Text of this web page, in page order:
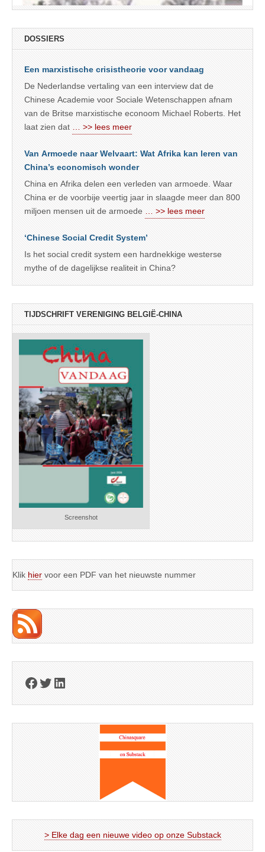
DOSSIERS
Een marxistische crisistheorie voor vandaag
De Nederlandse vertaling van een interview dat de
Chinese Academie voor Sociale Wetenschappen afnam
van de Britse marxistische econoom Michael Roberts. Het
laat zien dat
… >> lees meer
Van Armoede naar Welvaart: Wat Afrika kan leren van
China’s economisch wonder
China en Afrika delen een verleden van armoede. Waar
China er de voorbije veertig jaar in slaagde meer dan 800
miljoen mensen uit de armoede
… >> lees meer
‘Chinese Social Credit System’
Is het social credit system een hardnekkige westerse
mythe of de dagelijkse realiteit in China?
TIJDSCHRIFT VERENIGING BELGIË-CHINA
Screenshot
Klik hier voor een PDF van het nieuwste nummer
Facebook
Twitter
LinkedIn
> Elke dag een nieuwe video op onze Substack